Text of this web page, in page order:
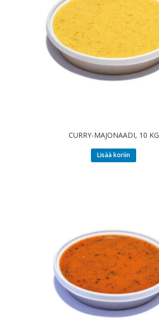
CURRY-MAJONAADI, 10 KG
Lisää koriin